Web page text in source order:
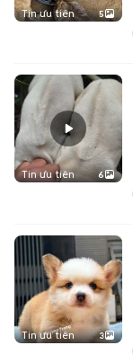
Tin ưu tiên 5
Tin ưu tiên 6
Tin ưu tiên 3